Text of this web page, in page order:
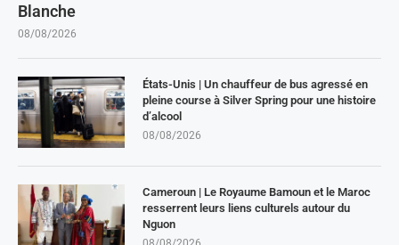
Blanche
08/08/2026
États-Unis | Un chauffeur de bus agressé en
pleine course à Silver Spring pour une histoire
d’alcool
08/08/2026
Cameroun | Le Royaume Bamoun et le Maroc
resserrent leurs liens culturels autour du
Nguon